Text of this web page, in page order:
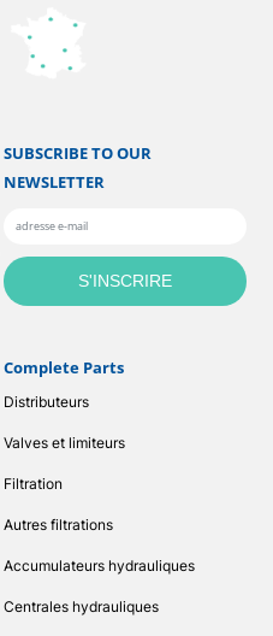
Complete Parts
Distributeurs
Valves et limiteurs
Filtration
Autres filtrations
Accumulateurs hydrauliques
Centrales hydrauliques
SUBSCRIBE TO OUR
NEWSLETTER